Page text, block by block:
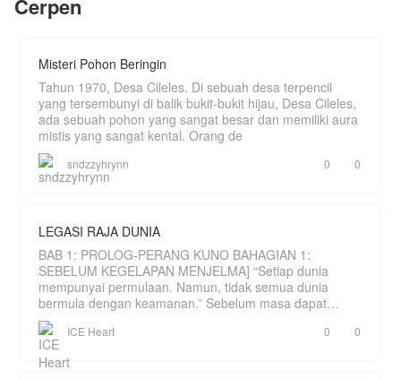
hukuman final: Bita dijodohkan dengan anak
pemilik salah satu Pesantren.
Yang dikira pernikahan palsu, ternyata jerat paling
manis.
**Nyonya Meriam sudah pulang—dan sang
serigala tak akan melepasnya lagi.**
Cerpen
Misteri Pohon Beringin
Tahun 1970, Desa Cileles. Di sebuah desa terpencil
yang tersembunyi di balik bukit-bukit hijau, Desa Cileles,
ada sebuah pohon yang sangat besar dan memiliki aura
mistis yang sangat kental. Orang de
sndzzyhrynn 0 0
LEGASI RAJA DUNIA
BAB 1: PROLOG-PERANG KUNO BAHAGIAN 1:
SEBELUM KEGELAPAN MENJELMA] “Setiap dunia
mempunyai permulaan. Namun, tidak semua dunia
bermula dengan keamanan.” Sebelum masa dapat
dihitung, hanya wujud sebu
ICE Heart 0 0